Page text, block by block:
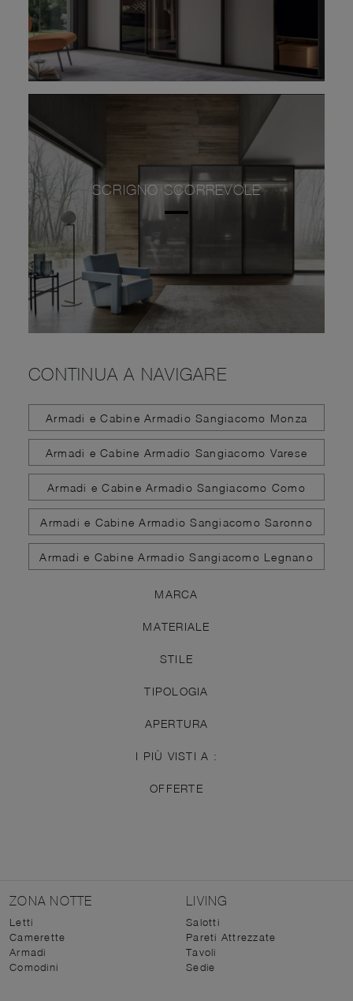
SCRIGNO SCORREVOLE
CONTINUA A NAVIGARE
Armadi e Cabine Armadio Sangiacomo Monza
Armadi e Cabine Armadio Sangiacomo Varese
Armadi e Cabine Armadio Sangiacomo Como
Armadi e Cabine Armadio Sangiacomo Saronno
Armadi e Cabine Armadio Sangiacomo Legnano
MARCA
MATERIALE
STILE
TIPOLOGIA
APERTURA
I PIÙ VISTI A :
OFFERTE
ZONA NOTTE
Letti
Camerette
Armadi
Comodini
LIVING
Salotti
Pareti Attrezzate
Tavoli
Sedie